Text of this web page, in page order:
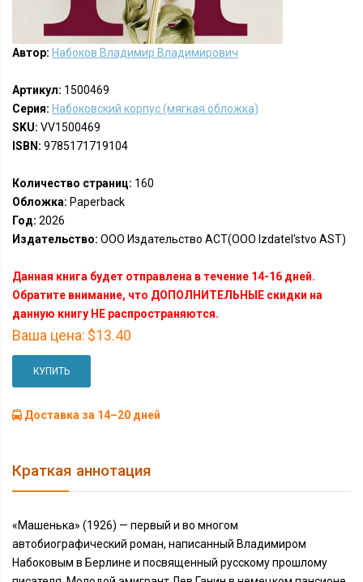
Автор: Набоков Владимир Владимирович
Артикул: 1500469
Серия: Набоковский корпус (мягкая обложка)
SKU: VV1500469
ISBN: 9785171719104
Количество страниц: 160
Обложка: Paperback
Год: 2026
Издательство: ООО Издательство АСТ(OOO Izdatel'stvo AST)
Данная книга будет отправлена в течение 14-16 дней.
Обратите внимание, что ДОПОЛНИТЕЛЬНЫЕ скидки на
данную книгу НЕ распространяются.
Ваша цена: $13.40
КУПИТЬ
Доставка за 14–20 дней
Краткая аннотация
«Машенька» (1926) — первый и во многом
автобиографический роман, написанный Владимиром
Набоковым в Берлине и посвященный русскому прошлому